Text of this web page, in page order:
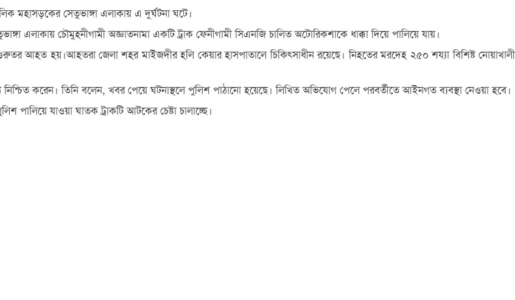
মহাসড়কের সেতুভাঙ্গা এলাকায় এ দুর্ঘটনা ঘটে।
এলাকায় চৌমুহনীগামী অজ্ঞাতনামা একটি ট্রাক ফেনীগামী সিএনজি চালিত অটোরিকশাকে ধাক্কা দিয়ে পালিয়ে যায়।
আহত হয়।আহতরা জেলা শহর মাইজদীর হলি কেয়ার হাসপাতালে চিকিৎসাধীন রয়েছে। নিহতের মরদেহ ২৫০ শয্যা বিশিষ্ট নোয়াখালী
নিশ্চিত করেন। তিনি বলেন, খবর পেয়ে ঘটনাস্থলে পুলিশ পাঠানো হয়েছে। লিখিত অভিযোগ পেলে পরবর্তীতে আইনগত ব্যবস্থা নেওয়া হবে।
পালিয়ে যাওয়া ঘাতক ট্রাকটি আটকের চেষ্টা চালাচ্ছে।